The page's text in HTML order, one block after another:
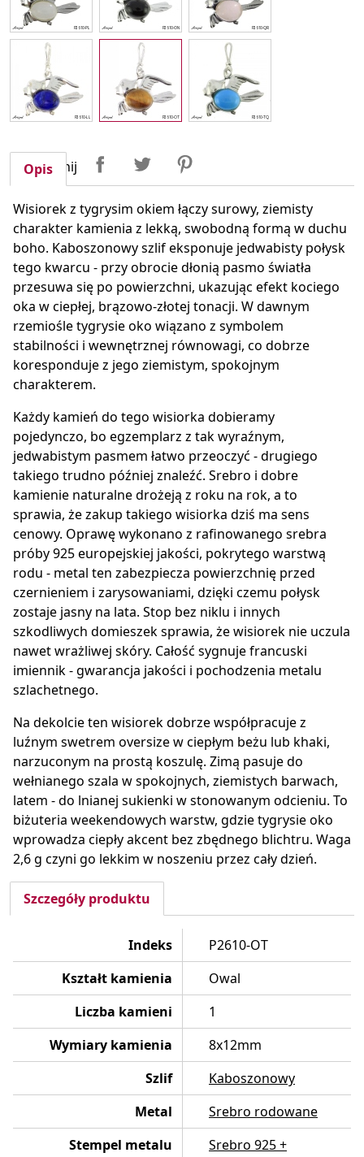
Udostępnij UdostępnijTweetuj
Opis
Wisiorek z tygrysim okiem łączy surowy, ziemisty
charakter kamienia z lekką, swobodną formą w duchu
boho. Kaboszonowy szlif eksponuje jedwabisty połysk
tego kwarcu - przy obrocie dłonią pasmo światła
przesuwa się po powierzchni, ukazując efekt kociego
oka w ciepłej, brązowo-złotej tonacji. W dawnym
rzemiośle tygrysie oko wiązano z symbolem
stabilności i wewnętrznej równowagi, co dobrze
koresponduje z jego ziemistym, spokojnym
charakterem.
Każdy kamień do tego wisiorka dobieramy
pojedynczo, bo egzemplarz z tak wyraźnym,
jedwabistym pasmem łatwo przeoczyć - drugiego
takiego trudno później znaleźć. Srebro i dobre
kamienie naturalne drożeją z roku na rok, a to
sprawia, że zakup takiego wisiorka dziś ma sens
cenowy. Oprawę wykonano z rafinowanego srebra
próby 925 europejskiej jakości, pokrytego warstwą
rodu - metal ten zabezpiecza powierzchnię przed
czernieniem i zarysowaniami, dzięki czemu połysk
zostaje jasny na lata. Stop bez niklu i innych
szkodliwych domieszek sprawia, że wisiorek nie uczula
nawet wrażliwej skóry. Całość sygnuje francuski
imiennik - gwarancja jakości i pochodzenia metalu
szlachetnego.
Na dekolcie ten wisiorek dobrze współpracuje z
luźnym swetrem oversize w ciepłym beżu lub khaki,
narzuconym na prostą koszulę. Zimą pasuje do
wełnianego szala w spokojnych, ziemistych barwach,
latem - do lnianej sukienki w stonowanym odcieniu. To
biżuteria weekendowych warstw, gdzie tygrysie oko
wprowadza ciepły akcent bez zbędnego blichtru. Waga
2,6 g czyni go lekkim w noszeniu przez cały dzień.
Szczegóły produktu
Indeks
P2610-OT
Kształt kamienia
Owal
Liczba kamieni
1
Wymiary kamienia
8x12mm
Szlif
Kaboszonowy
Metal
Srebro rodowane
Stempel metalu
Srebro 925 +